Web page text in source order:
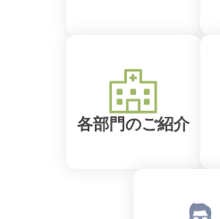
各部門のご紹介